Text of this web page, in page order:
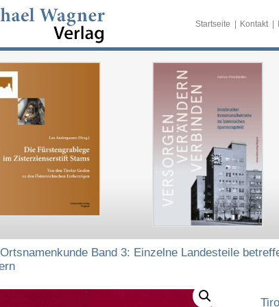
Startseite Kontakt
Band 3: Einzelne Landesteile